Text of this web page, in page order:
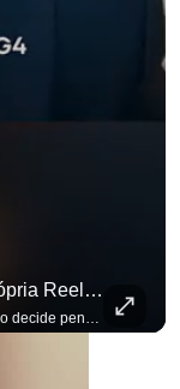
Um Presidente Que Não Disputa A Própria Reeleição Decide Pensando Em Quem Vem Depois.
Um presidente que não disputa a própria reeleição decide pensando em quem vem depois. Foi assim que Flávio Bolsonaro defendeu a PEC do fim da reeleição, primeira das medidas que citou para o ambiente de negócios. Se você busca informação com credibilidade, inscreva-se agora e ative o